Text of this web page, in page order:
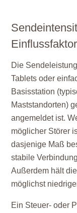
Die
Tablets oder
Basisstation
Maststandorten)
angemeldet ist.
möglicher Störer
dasjenige Maß
stabile
Außerdem hält
möglichst
Ein Steuer- oder